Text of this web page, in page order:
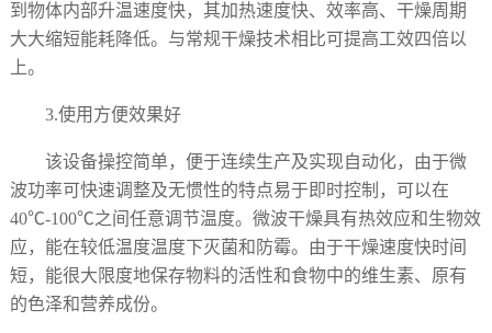
到物体内部升温速度快，其加热速度快、效率高、干燥周期
大大缩短能耗降低。与常规干燥技术相比可提高工效四倍以
上。
3.使用方便效果好
该设备操控简单，便于连续生产及实现自动化，由于微
波功率可快速调整及无惯性的特点易于即时控制，可以在
40℃-100℃之间任意调节温度。微波干燥具有热效应和生物效
应，能在较低温度温度下灭菌和防霉。由于干燥速度快时间
短，能很大限度地保存物料的活性和食物中的维生素、原有
的色泽和营养成份。